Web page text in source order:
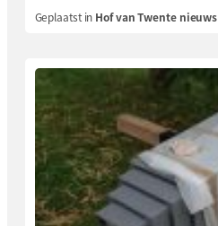
Geplaatst in Hof van Twente nieuws